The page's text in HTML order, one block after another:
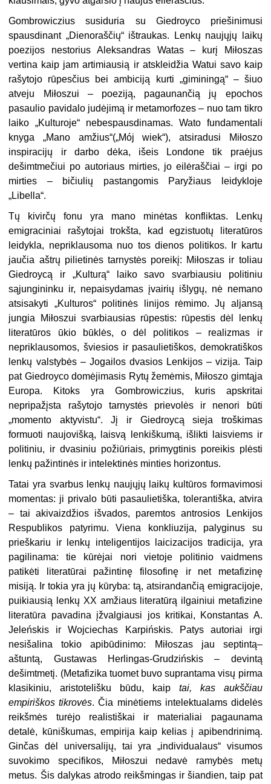
Gombrowiczius susiduria su Giedroyco priešinimusi
spausdinant „Dienoraščių“ ištraukas. Lenkų naujųjų laikų
poezijos nestorius Aleksandras Watas – kurį Miłoszas
vertina kaip jam artimiausią ir atskleidžia Watui savo kaip
rašytojo rūpesčius bei ambiciją kurti „giminingą“ – šiuo
atveju Miłoszui – poeziją, pagaunančią jų epochos
pasaulio pavidalo judėjimą ir metamorfozes – nuo tam tikro
laiko „Kulturoje“ nebespausdinamas. Wato fundamentali
knyga „Mano amžius“(„Mój wiek“), atsiradusi Miłoszo
inspiracijų ir darbo dėka, išeis Londone tik praėjus
dešimtmečiui po autoriaus mirties, jo eilėraščiai – irgi po
mirties – bičiulių pastangomis Paryžiaus leidykloje
„Libella“.
Tų kivirčų fonu yra mano minėtas konfliktas. Lenkų
emigraciniai rašytojai trokšta, kad egzistuotų literatūros
leidykla, nepriklausoma nuo tos dienos politikos. Ir kartu
jaučia aštrų pilietinės tarnystės poreikį: Miłoszas ir toliau
Giedroycą ir „Kulturą“ laiko savo svarbiausiu politiniu
sąjungininku ir, nepaisydamas įvairių išlygų, nė nemano
atsisakyti „Kulturos“ politinės linijos rėmimo. Jų aljansą
jungia Miłoszui svarbiausias rūpestis: rūpestis dėl lenkų
literatūros ūkio būklės, o dėl politikos – realizmas ir
nepriklausomos, šviesios ir pasaulietiškos, demokratiškos
lenkų valstybės – Jogailos dvasios Lenkijos – vizija. Taip
pat Giedroyco domėjimasis Rytų žemėmis, Miłoszo gimtąja
Europa. Kitoks yra Gombrowiczius, kuris apskritai
nepripažįsta rašytojo tarnystės prievolės ir nenori būti
„momento aktyvistu“. Jį ir Giedroycą sieja troškimas
formuoti naujovišką, laisvą lenkiškumą, išlikti laisviems ir
politiniu, ir dvasiniu požiūriais, primygtinis poreikis plėsti
lenkų pažintinės ir intelektinės minties horizontus.
Tatai yra svarbus lenkų naujųjų laikų kultūros formavimosi
momentas: ji privalo būti pasaulietiška, tolerantiška, atvira
– tai akivaizdžios išvados, paremtos antrosios Lenkijos
Respublikos patyrimu. Viena konkliuzija, palyginus su
prieškariu ir lenkų inteligentijos laicizacijos tradicija, yra
pagilinama: tie kūrėjai nori vietoje politinio vaidmens
patikėti literatūrai pažintinę filosofinę ir net metafizinę
misiją. Ir tokia yra jų kūryba: tą, atsirandančią emigracijoje,
puikiausią lenkų XX amžiaus literatūrą ilgainiui metafizine
literatūra pavadina įžvalgiausi jos kritikai, Konstantas A.
Jeleńskis ir Wojciechas Karpińskis. Patys autoriai irgi
nesišalina tokio apibūdinimo: Miłoszas jau septintą–
aštuntą, Gustawas Herlingas-Grudzińskis – devintą
dešimtmetį. (Metafizika tuomet buvo suprantama visų pirma
klasikiniu, aristotelišku būdu, kaip tai, kas aukščiau
empiriškos tikrovės. Čia minėtiems intelektualams didelės
reikšmės turėjo realistiškai ir materialiai pagaunama
detalė, kūniškumas, empirija kaip kelias į apibendrinimą.
Ginčas dėl universalijų, tai yra „individualaus“ visumos
suvokimo specifikos, Miłoszui nedavė ramybės metų
metus. Šis dalykas atrodo reikšmingas ir šiandien, taip pat